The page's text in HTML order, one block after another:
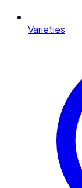
Varieties